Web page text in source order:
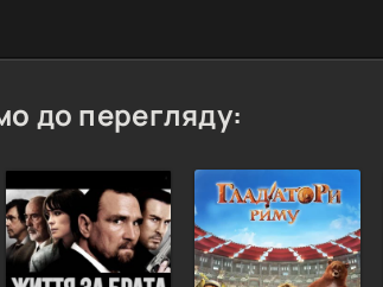
до перегляду: